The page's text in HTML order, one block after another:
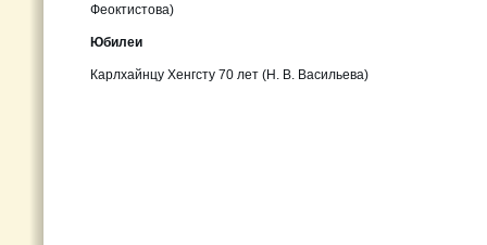
Феоктистова)
Юбилеи
Карлхайнцу Хенгсту 70 лет (Н. В. Васильева)